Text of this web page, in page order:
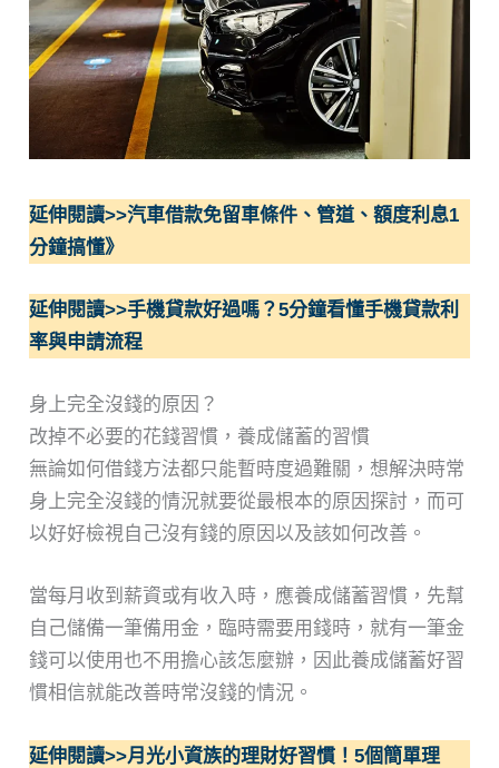
延伸閱讀>>汽車借款免留車條件、管道、額度利息1
分鐘搞懂》
延伸閱讀>>手機貸款好過嗎？5分鐘看懂手機貸款利
率與申請流程
身上完全沒錢的原因？
改掉不必要的花錢習慣，養成儲蓄的習慣
無論如何借錢方法都只能暫時度過難關，想解決時常
身上完全沒錢的情況就要從最根本的原因探討，而可
以好好檢視自己沒有錢的原因以及該如何改善。
當每月收到薪資或有收入時，應養成儲蓄習慣，先幫
自己儲備一筆備用金，臨時需要用錢時，就有一筆金
錢可以使用也不用擔心該怎麼辦，因此養成儲蓄好習
慣相信就能改善時常沒錢的情況。
延伸閱讀>>月光小資族的理財好習慣！5個簡單理